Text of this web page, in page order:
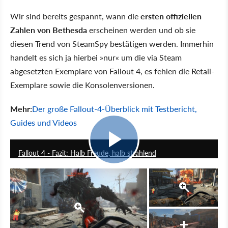
Wir sind bereits gespannt, wann dieersten offiziellen
Zahlen von Bethesdaerscheinen werden und ob sie
diesen Trend von SteamSpy bestätigen werden. Immerhin
handelt es sich ja hierbei »nur« um die via Steam
abgesetzten Exemplare von Fallout 4, es fehlen die Retail-
Exemplare sowie die Konsolenversionen.
Mehr:Der große Fallout-4-Überblick mit Testbericht,
Guides und Videos
Fallout 4 - Fazit: Halb Freude, halb strahlend